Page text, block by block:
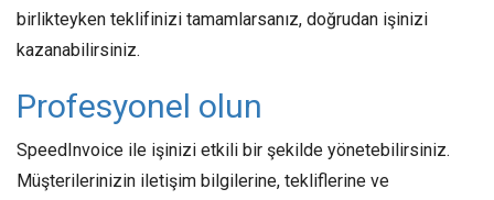
birlikteyken teklifinizi tamamlarsanız, doğrudan işinizi
kazanabilirsiniz.
Profesyonel olun
SpeedInvoice ile işinizi etkili bir şekilde yönetebilirsiniz.
Müşterilerinizin iletişim bilgilerine, tekliflerine ve